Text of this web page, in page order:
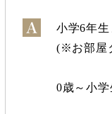
小学6年
(※お部屋
0歳～小学